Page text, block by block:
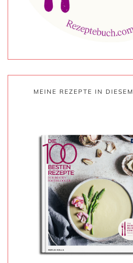
MEINE REZEPTE IN